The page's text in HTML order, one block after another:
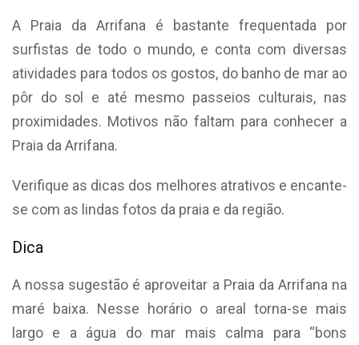
A Praia da Arrifana é bastante frequentada por
surfistas de todo o mundo, e conta com diversas
atividades para todos os gostos, do banho de mar ao
pôr do sol e até mesmo passeios culturais, nas
proximidades. Motivos não faltam para conhecer a
Praia da Arrifana.
Verifique as dicas dos melhores atrativos e encante-
se com as lindas fotos da praia e da região.
Dica
A nossa sugestão é aproveitar a Praia da Arrifana na
maré baixa. Nesse horário o areal torna-se mais
largo e a água do mar mais calma para “bons